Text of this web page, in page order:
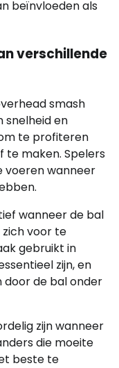
beïnvloeden als
verschillende
smash
snelheid en
te profiteren
te maken. Spelers
voeren wanneer
wanneer de bal
voor te
gebruikt in
zijn, en
door de bal onder
zijn wanneer
die moeite
beste te